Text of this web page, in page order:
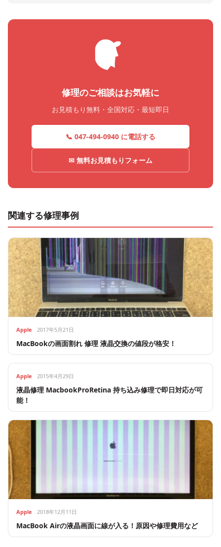
修理のご相談はお気軽に
お見積もり無料・全国対応・最短即日
📞 047-494-0940 に電話する
✉ 無料お見積もりフォーム
関連する修理事例
Apple 2017年5月21日
MacBookの画面割れ 修理 液晶交換の値段が格安！
Apple 2015年4月29日
液晶修理 MacbookProRetina 持ち込み修理で即日対応が可
能！
Apple 2018年12月11日
MacBook Airの液晶画面に線が入る！原因や修理費用など